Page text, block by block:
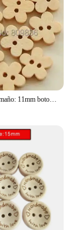
100 unids/lote tamaño: 11mm botones de madera con forma de flor botón a granel para accesorios de costura para niños, venta al por mayor (SS-442)